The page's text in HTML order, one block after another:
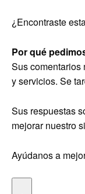
¿Encontraste
Por qué
Sus comentarios
y servicios. Se
Sus respuestas
mejorar nuestro
Ayúdanos a